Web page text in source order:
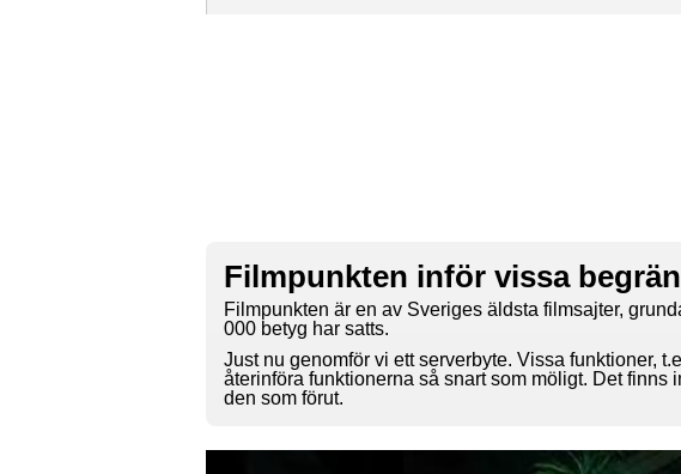
Filmpunkten inför vissa
Filmpunkten är en av Sveriges äldsta filmsajter,
000 betyg har satts.
Just nu genomför vi ett serverbyte. Vissa funktioner,
återinföra funktionerna så snart som möligt. Det
den som förut.